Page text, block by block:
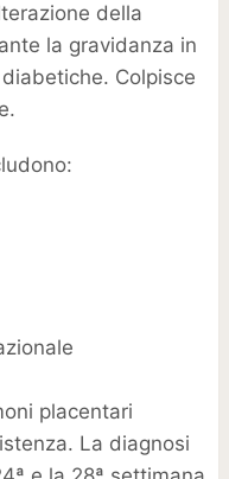
della
la gravidanza in
Colpisce
placentari
La diagnosi